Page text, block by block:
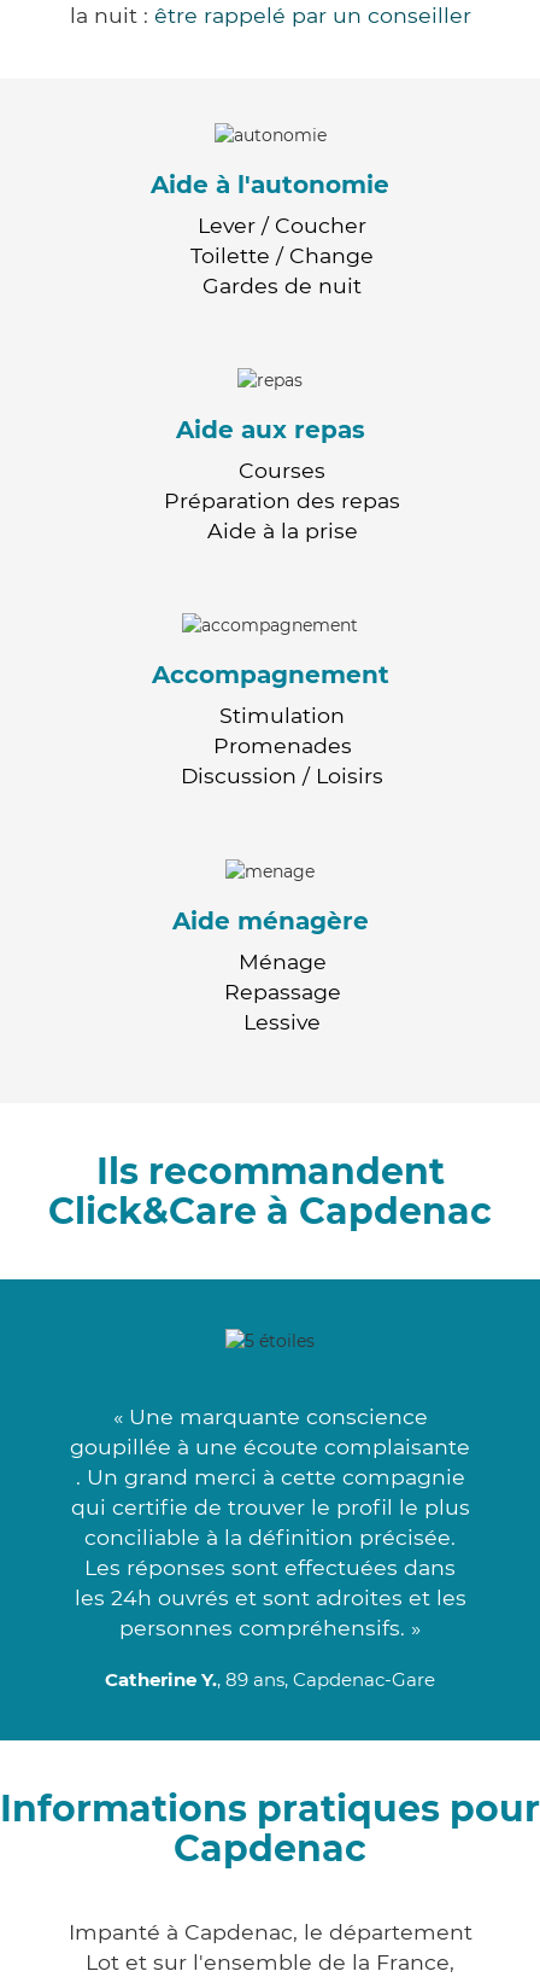
la nuit : être rappelé par un conseiller
Aide à l'autonomie
Lever / Coucher
Toilette / Change
Gardes de nuit
Aide aux repas
Courses
Préparation des repas
Aide à la prise
Accompagnement
Stimulation
Promenades
Discussion / Loisirs
Aide ménagère
Ménage
Repassage
Lessive
Ils recommandent
Click&Care à Capdenac
« Une marquante conscience
goupillée à une écoute complaisante
. Un grand merci à cette compagnie
qui certifie de trouver le profil le plus
conciliable à la définition précisée.
Les réponses sont effectuées dans
les 24h ouvrés et sont adroites et les
personnes compréhensifs. »
Catherine Y., 89 ans, Capdenac-Gare
Informations pratiques pour
Capdenac
Impanté à Capdenac, le département
Lot et sur l'ensemble de la France,